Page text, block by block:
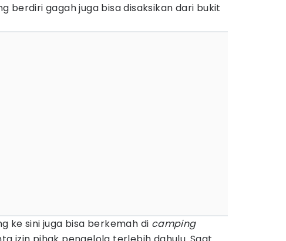
berdiri gagah juga bisa disaksikan dari bukit
ke sini juga bisa berkemah di camping